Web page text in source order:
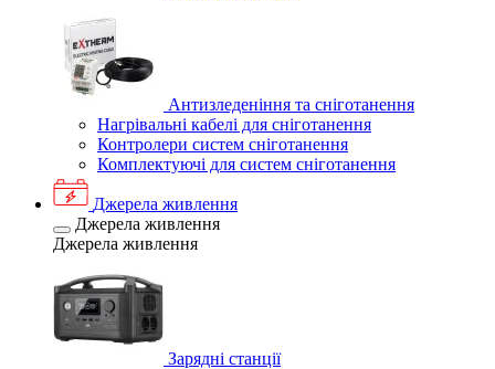
Антизледеніння та сніготанення
Нагрівальні кабелі для сніготанення
Контролери систем сніготанення
Комплектуючі для систем сніготанення
Джерела живлення
Джерела живлення
Джерела живлення
Зарядні станції